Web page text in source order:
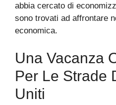
abbia cercato di
sono trovati ad affrontare
economica.
Una Vacanza
Per Le Strade
Uniti